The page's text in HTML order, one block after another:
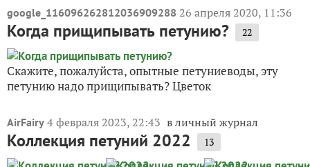
google_116096262812036909288 26 апреля 2020, 11:36
Когда прищипывать петунию? 22
Скажите, пожалуйста, опытные петуниеводы, эту
петунию надо прищипывать? Цветок
AirFairy 4 февраля 2023, 22:43 в личный журнал
Коллекция петуний 2022 13